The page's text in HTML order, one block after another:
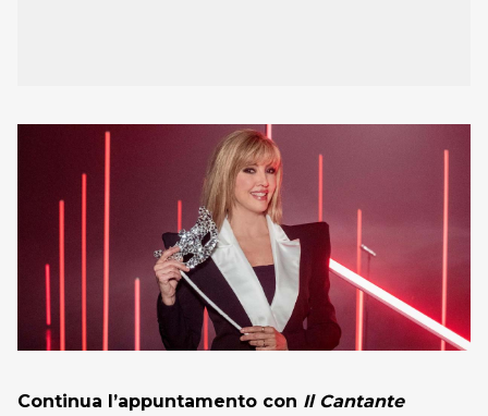
Continua l’appuntamento con Il Cantante